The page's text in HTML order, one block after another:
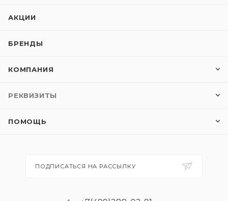
АКЦИИ
БРЕНДЫ
КОМПАНИЯ
РЕКВИЗИТЫ
ПОМОЩЬ
ПОДПИСАТЬСЯ НА РАССЫЛКУ